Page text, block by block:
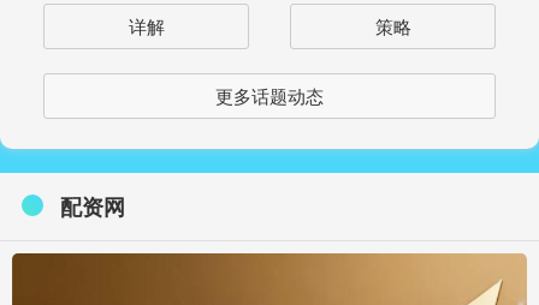
详解 策略
更多话题动态
配资网